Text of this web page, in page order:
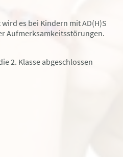
es bei Kindern mit AD(H)S
Aufmerksamkeitsstörungen.
2. Klasse abgeschlossen